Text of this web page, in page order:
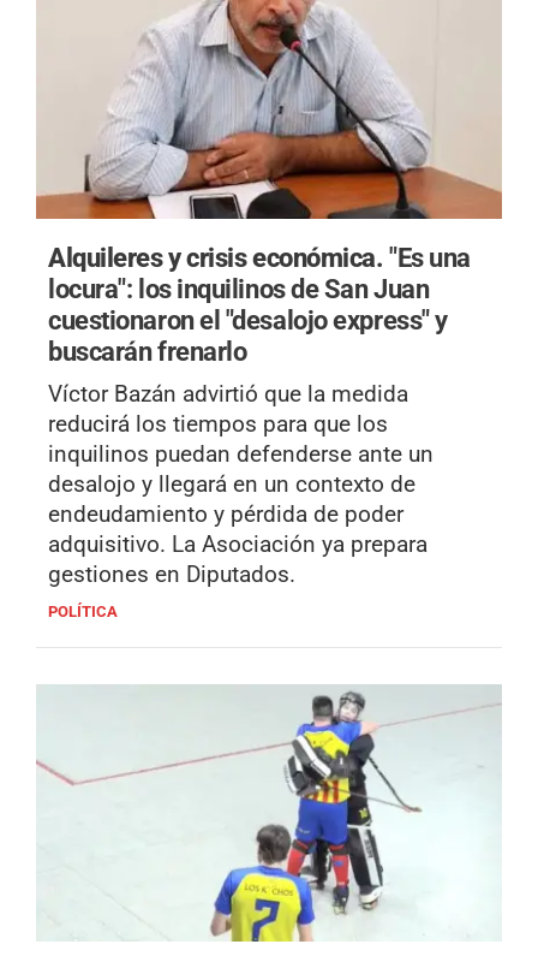
Alquileres y crisis económica."Es una
locura": los inquilinos de San Juan
cuestionaron el "desalojo express" y
buscarán frenarlo
Víctor Bazán advirtió que la medida
reducirá los tiempos para que los
inquilinos puedan defenderse ante un
desalojo y llegará en un contexto de
endeudamiento y pérdida de poder
adquisitivo. La Asociación ya prepara
gestiones en Diputados.
POLÍTICA